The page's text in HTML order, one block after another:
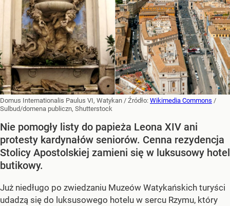
Domus Internationalis Paulus VI, Watykan / Źródło: Wikimedia Commons /
Sulbud/domena publiczn, Shutterstock
Nie pomogły listy do papieża Leona XIV ani
protesty kardynałów seniorów. Cenna rezydencja
Stolicy Apostolskiej zamieni się w luksusowy hotel
butikowy.
Już niedługo po zwiedzaniu Muzeów Watykańskich turyści
udadzą się do luksusowego hotelu w sercu Rzymu, który